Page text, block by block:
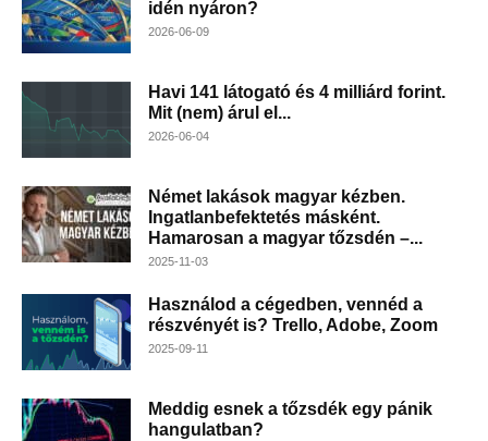
idén nyáron?
2026-06-09
Havi 141 látogató és 4 milliárd forint.
Mit (nem) árul el...
2026-06-04
Német lakások magyar kézben.
Ingatlanbefektetés másként.
Hamarosan a magyar tőzsdén –...
2025-11-03
Használod a cégedben, vennéd a
részvényét is? Trello, Adobe, Zoom
2025-09-11
Meddig esnek a tőzsdék egy pánik
hangulatban?